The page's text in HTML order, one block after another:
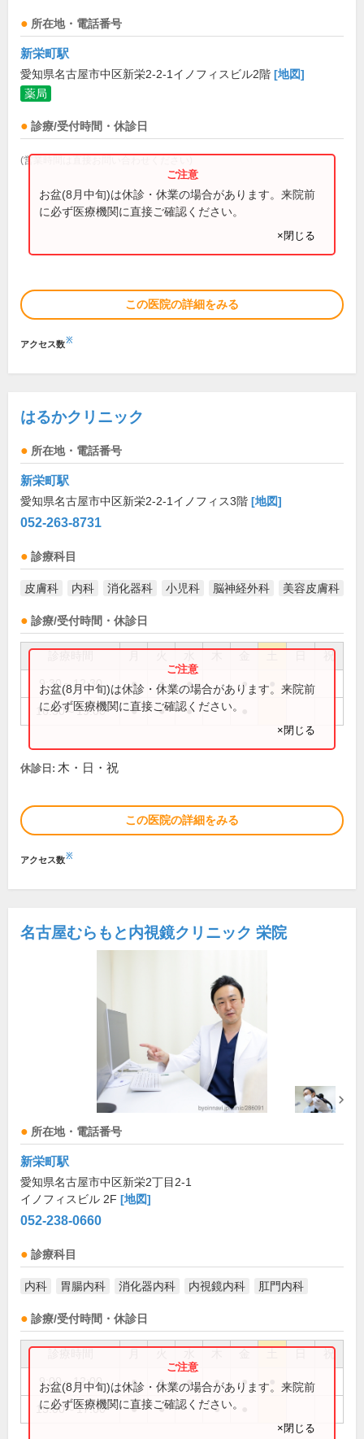
所在地・電話番号
新栄町駅
愛知県名古屋市中区新栄2-2-1イノフィスビル2階 [地図]
薬局
診療/受付時間・休診日
(営業時間は直接お問い合わせください)
お盆(8月中旬)は休診・休業の場合があります。来院前
に必ず医療機関に直接ご確認ください。
×閉じる
この医院の詳細をみる
アクセス数※
はるかクリニック
所在地・電話番号
新栄町駅
愛知県名古屋市中区新栄2-2-1イノフィス3階 [地図]
052-263-8731
診療科目
皮膚科 内科 消化器科 小児科 脳神経外科 美容皮膚科
診療/受付時間・休診日
祝
9:30～12:30 ● ● ● ●
16:30～19:00 ● ● ●
お盆(8月中旬)は休診・休業の場合があります。来院前
に必ず医療機関に直接ご確認ください。
×閉じる
休診日: 木・日・祝
この医院の詳細をみる
アクセス数※
名古屋むらもと内視鏡クリニック 栄院
所在地・電話番号
新栄町駅
愛知県名古屋市中区新栄2丁目2-1
イノフィスビル 2F [地図]
052-238-0660
診療科目
内科 胃腸内科 消化器内科 内視鏡内科 肛門内科
診療/受付時間・休診日
祝
9:00～12:00 ● ● ● ● ●
15:00～17:00 ● ● ●
お盆(8月中旬)は休診・休業の場合があります。来院前
に必ず医療機関に直接ご確認ください。
×閉じる